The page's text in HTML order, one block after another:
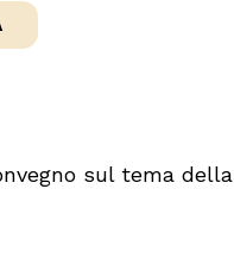
sul tema della